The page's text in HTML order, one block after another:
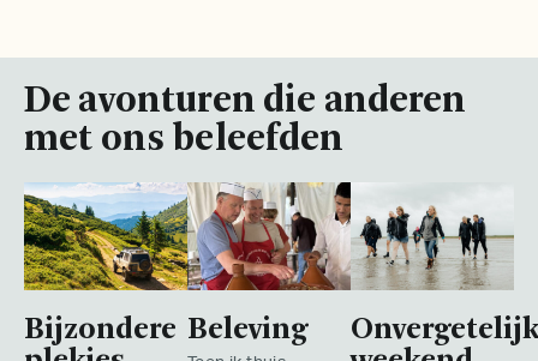
De avonturen die anderen
met ons beleefden
Bijzondere Beleving
Onvergetelijk